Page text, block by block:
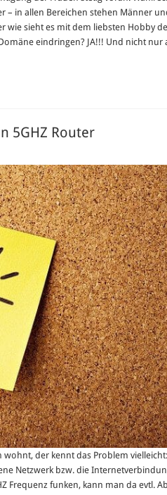
– in allen Bereichen stehen Männer
wie sieht es mit dem liebsten Hobby
eindringen? JA!!! Und nicht nur
5GHZ Router
der kennt das Problem vielleicht:
Netzwerk bzw. die
Frequenz funken, kann man da evtl.